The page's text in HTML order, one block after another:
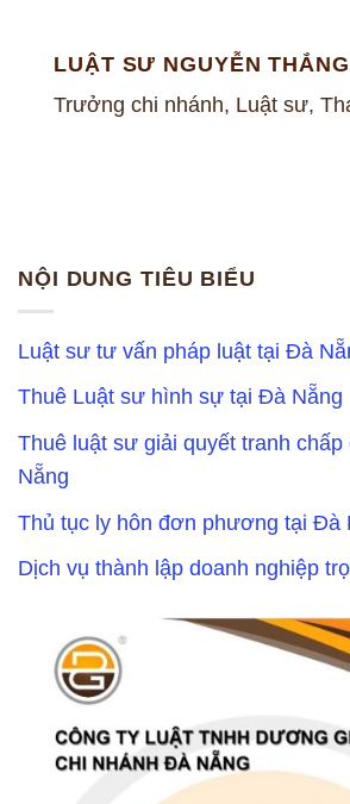
LUẬT SƯ NGUYỄN THẮNG
Trưởng chi nhánh, Luật sư,
NỘI DUNG TIÊU BIỂU
Luật sư tư vấn pháp luật tại Đà
Thuê Luật sư hình sự tại Đà Nẵng
Thuê luật sư giải quyết tranh
Nẵng
Thủ tục ly hôn đơn phương tại Đà
Dịch vụ thành lập doanh nghiệp